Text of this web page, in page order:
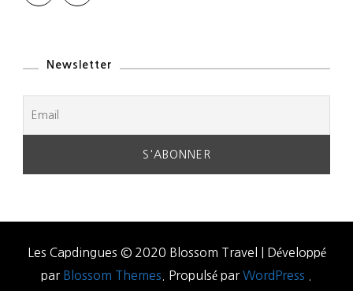
Newsletter
Les Capdingues © 2020 Blossom Travel | Développé
par Blossom Themes . Propulsé parWordPress